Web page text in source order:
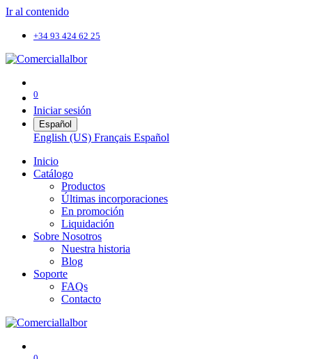
Ir al contenido
+34 93 424 62 25
0
Iniciar sesión
Español
English (US) Français Español
Inicio
Catálogo
Productos
Últimas incorporaciones
En promoción
Liquidación
Sobre Nosotros
Nuestra historia
Blog
Soporte
FAQs
Contacto